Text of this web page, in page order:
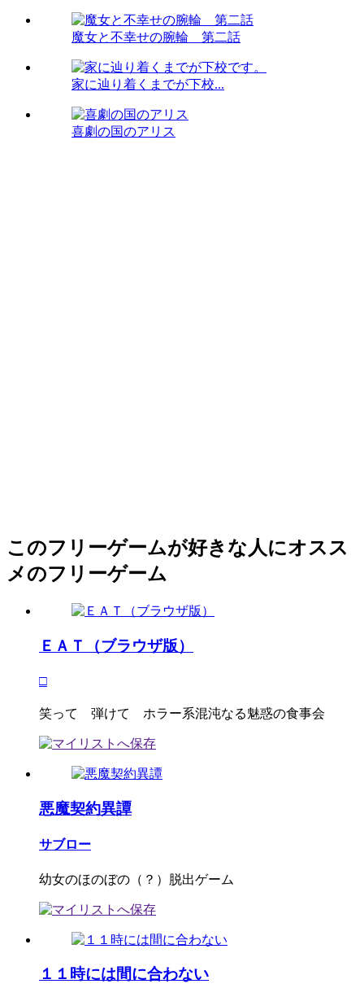
魔女と不幸せの腕輪 第二話
家に辿り着くまでが下校...
喜劇の国のアリス
このフリーゲームが好きな人にオスス
メのフリーゲーム
ＥＡＴ（ブラウザ版）
□
笑って 弾けて ホラー系混沌なる魅惑の食事会
悪魔契約異譚
サブロー
幼女のほのぼの（？）脱出ゲーム
１１時には間に合わない